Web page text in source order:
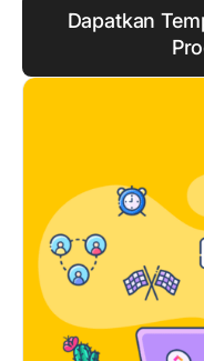
Dapatkan